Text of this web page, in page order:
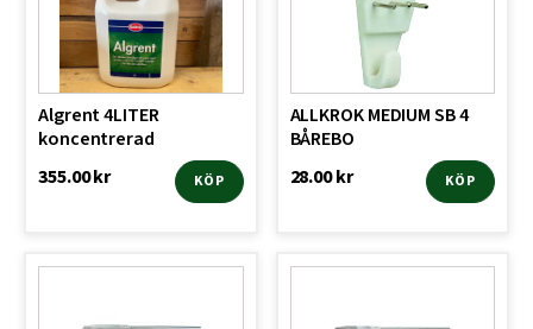
Algrent 4LITER
koncentrerad
355.00kr KÖP
ALLKROK MEDIUM SB 4
BÅREBO
28.00kr KÖP